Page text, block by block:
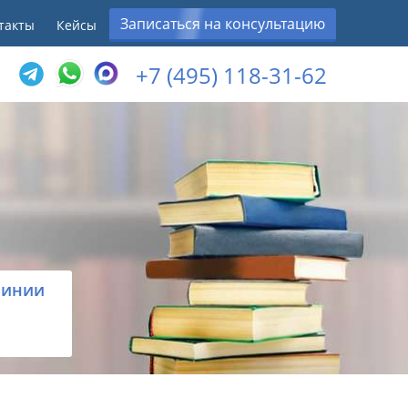
Кейсы Записаться на консультацию
+7 (495) 118-31-62